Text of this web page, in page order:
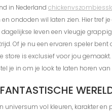
in Nederland
ondoden wil laten zien. Hier tref
leven een vleugje
Of je nu een ervaren speler
store is exclusief voor jou
je in om je look te laten horen van
universum vol kleuren, karakter